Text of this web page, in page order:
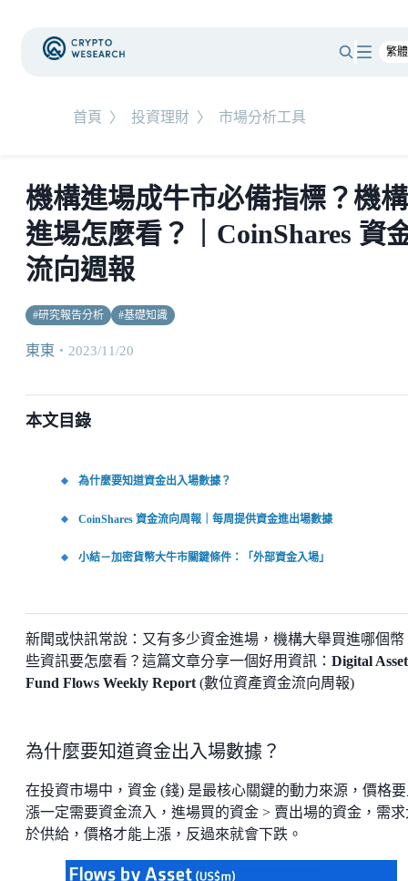
首頁 〉 投資理財 〉 市場分析工具
機構進場成牛市必備指標？機構
進場怎麼看？｜CoinShares 資
流向週報
#研究報告分析 #基礎知識
東東 ・ 2023/11/20
本文目錄
為什麼要知道資金出入場數據？
CoinShares 資金流向周報｜每周提供資金進出場數據
小結－加密貨幣大牛市關鍵條件：「外部資金入場」
新聞或快訊常說：又有多少資金進場，機構大舉買進哪個幣
些資訊要怎麼看？這篇文章分享一個好用資訊： Digital Asset
Fund Flows Weekly Report (數位資產資金流向周報)
為什麼要知道資金出入場數據？
在投資市場中，資金 (錢) 是最核心關鍵的動力來源，價格
漲一定需要資金流入，進場買的資金 > 賣出場的資金，需求
於供給，價格才能上漲，反過來就會下跌。